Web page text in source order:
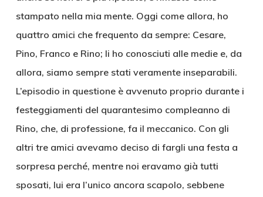
stampato nella mia mente. Oggi come allora, ho
quattro amici che frequento da sempre: Cesare,
Pino, Franco e Rino; li ho conosciuti alle medie e, da
allora, siamo sempre stati veramente inseparabili.
L’episodio in questione è avvenuto proprio durante i
festeggiamenti del quarantesimo compleanno di
Rino, che, di professione, fa il meccanico. Con gli
altri tre amici avevamo deciso di fargli una festa a
sorpresa perché, mentre noi eravamo già tutti
sposati, lui era l’unico ancora scapolo, sebbene